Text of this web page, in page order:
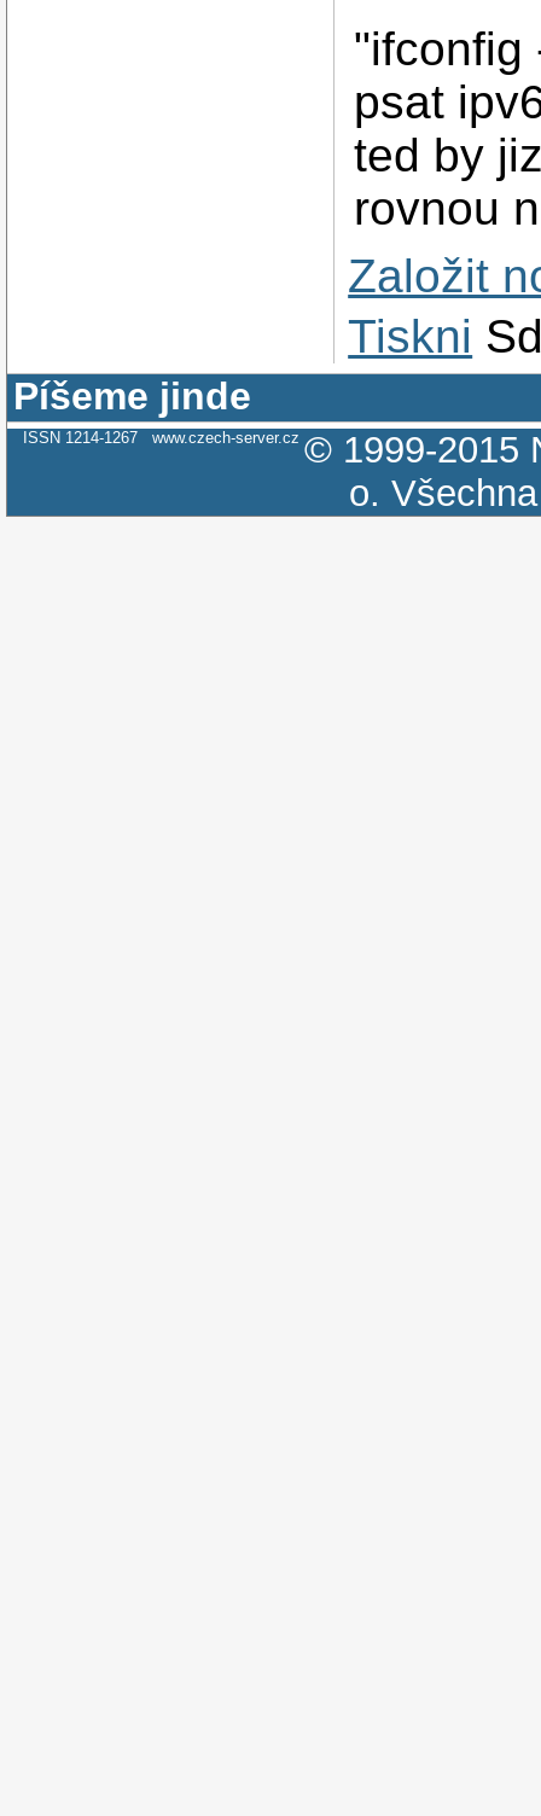
"ifconfig
psat
ted by
rovnou
Založit
Tiskni
Píšeme jinde
ISSN 1214-1267 www.czech-server.cz © 1999-2015
o.